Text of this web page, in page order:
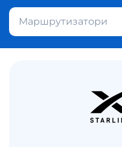
Маршрутизатори